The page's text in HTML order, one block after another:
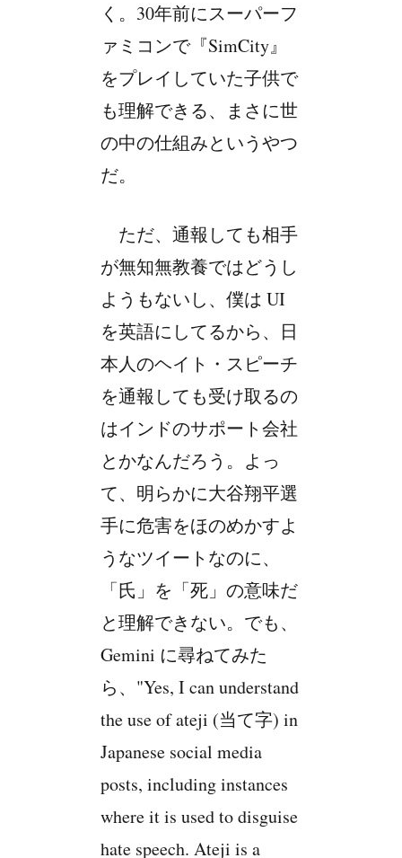
く。30年前にスーパーフ
ァミコンで『SimCity』
をプレイしていた子供で
も理解できる、まさに世
の中の仕組みというやつ
だ。
ただ、通報しても相手
が無知無教養ではどうし
ようもないし、僕は UI
を英語にしてるから、日
本人のヘイト・スピーチ
を通報しても受け取るの
はインドのサポート会社
とかなんだろう。よっ
て、明らかに大谷翔平選
手に危害をほのめかすよ
うなツイートなのに、
「氏」を「死」の意味だ
と理解できない。でも、
Gemini に尋ねてみた
ら、"Yes, I can understand
the use of ateji (当て字) in
Japanese social media
posts, including instances
where it is used to disguise
hate speech. Ateji is a